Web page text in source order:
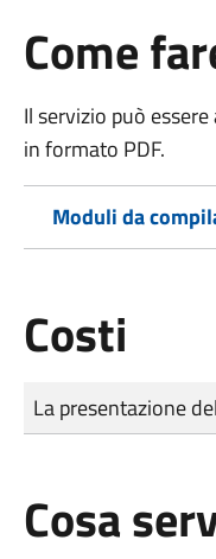
Come
Il servizio può
in formato PDF.
Moduli da
Costi
Tipo di pagamento
Importo
La presentazione
Cosa